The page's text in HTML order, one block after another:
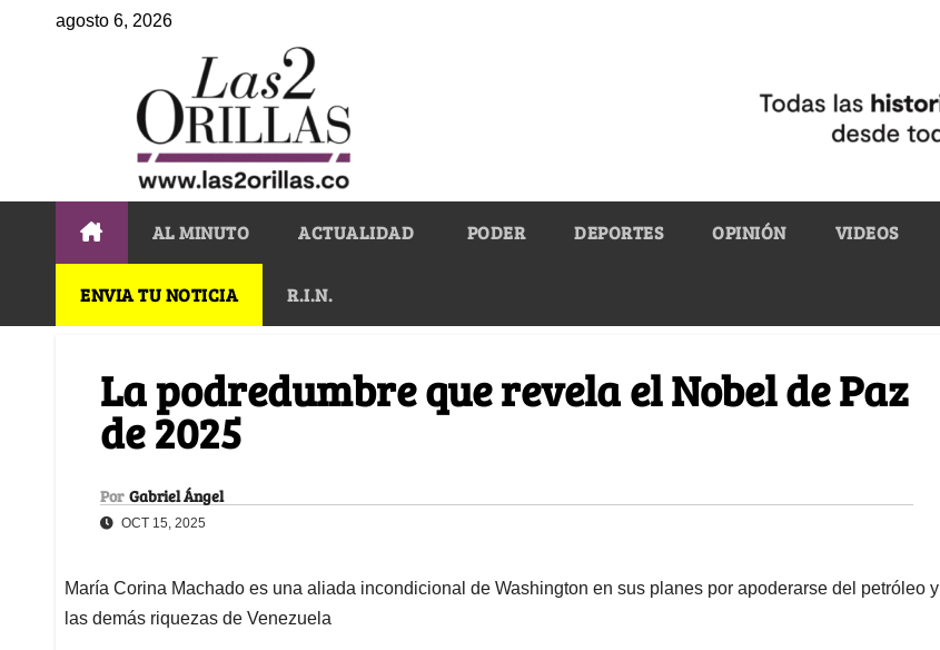
agosto 6, 2026
AL MINUTO ACTUALIDAD PODER DEPORTES OPINIÓN VIDEOS
ENVIA TU NOTICIA R.I.N.
La podredumbre que revela el Nobel de Paz
de 2025
Por Gabriel Ángel
OCT 15, 2025
María Corina Machado es una aliada incondicional de Washington en sus planes por apoderarse del petróleo y
las demás riquezas de Venezuela